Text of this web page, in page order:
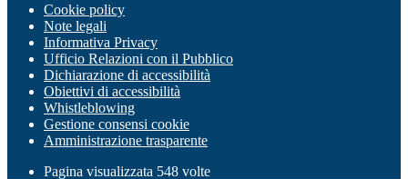
Cookie policy
Note legali
Informativa Privacy
Ufficio Relazioni con il Pubblico
Dichiarazione di accessibilità
Obiettivi di accessibilità
Whistleblowing
Gestione consensi cookie
Amministrazione trasparente
Pagina visualizzata 548 volte